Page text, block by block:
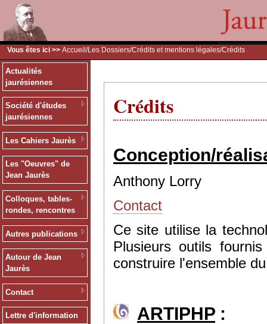
Vous êtes ici >> Accueil /Les Dossiers/Crédits et mentions légales/Crédits
Actualités
jaurésiennes
Société d'études
jaurésiennes
Les Cahiers Jaurès
Les "Oeuvres" de
Jean Jaurès
Colloques, tables-
rondes, rencontres
Autres publications
Autour de Jean
Jaurès
Contact
Lettre d'information
Crédits
Conception/
Anthony Lorry
Contact
Ce site utilise la
Plusieurs outils
construire l'ensemble
ARTIPHP :